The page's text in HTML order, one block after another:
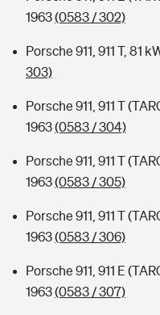
Tools
Kinderunfall-Check: Mehr
Sie haben Fragen?
1963(0583 / 302)
Porsche 911, 911 T, 81
303)
Porsche 911, 911 T
1963(0583 / 304)
Porsche 911, 911 T
1963(0583 / 305)
Porsche 911, 911 T
1963(0583 / 306)
Porsche 911, 911 E
1963(0583 / 307)